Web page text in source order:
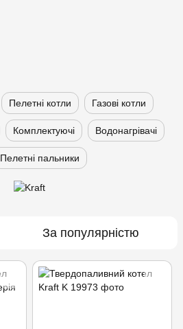
Пелетні котли Газові котли
Комплектуючі Водонагрівачі
Пелетні пальники
За популярністю